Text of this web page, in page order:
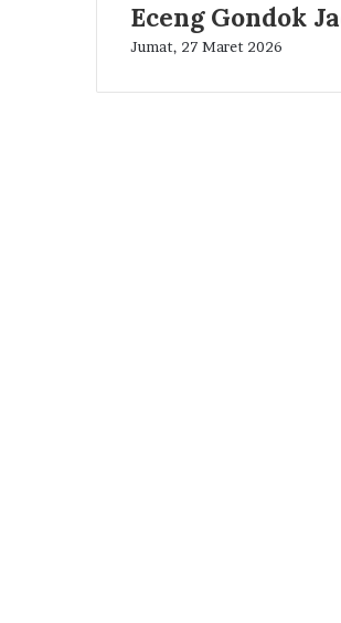
Eceng Gondok
Jumat, 27 Maret 2026